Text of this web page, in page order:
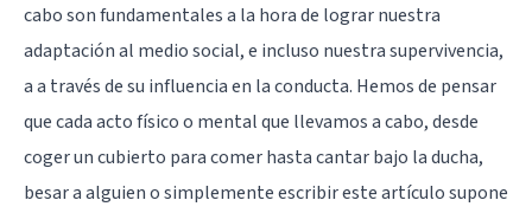
cabo son fundamentales a la hora de lograr nuestra
adaptación al medio social, e incluso nuestra supervivencia,
a a través de su influencia en la conducta. Hemos de pensar
que cada acto físico o mental que llevamos a cabo, desde
coger un cubierto para comer hasta cantar bajo la ducha,
besar a alguien o simplemente escribir este artículo supone